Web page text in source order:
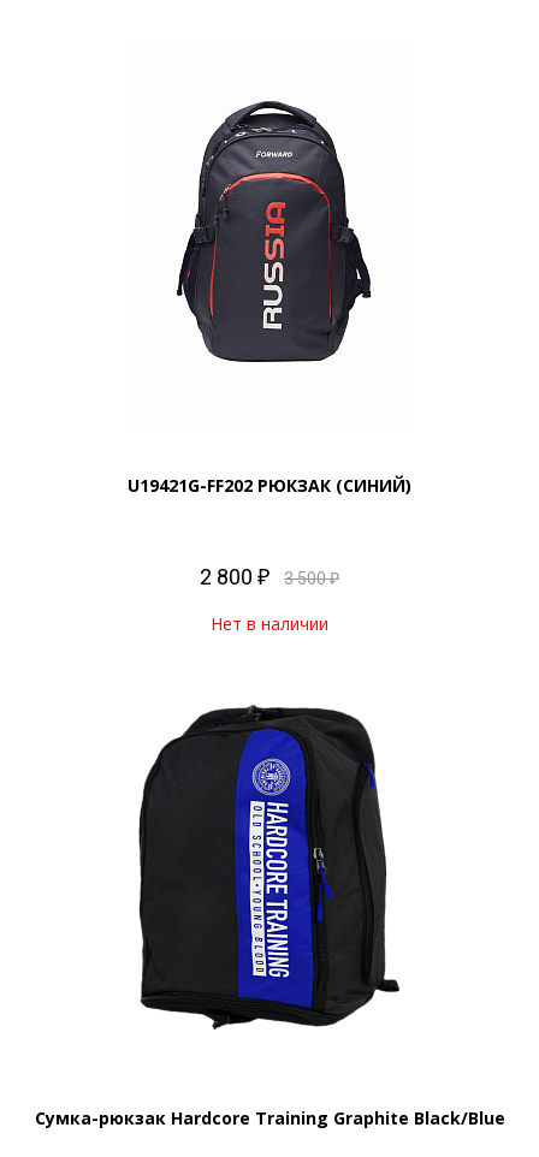
U19421G-FF202 РЮКЗАК (СИНИЙ)
2 800 ₽ 3 500 ₽
Нет в наличии
Сумка-рюкзак Hardcore Training Graphite Black/Blue